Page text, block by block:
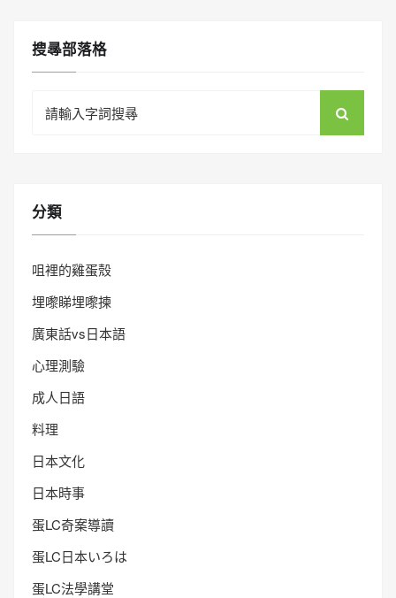
搜㝷部落格
for:
分類
咀裡的雞蛋殼
埋嚟睇埋嚟揀
廣東話vs日本語
心理測驗
成人日語
料理
日本文化
日本時事
蛋LC奇案導讀
蛋LC日本いろは
蛋LC法學講堂